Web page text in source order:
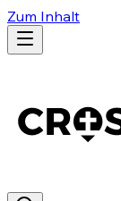
Zum Inhalt